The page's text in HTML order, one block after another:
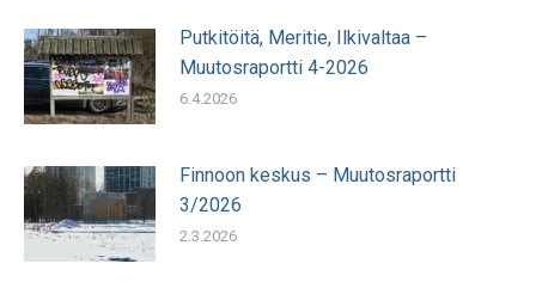
Putkitöitä, Meritie, Ilkivaltaa –
Muutosraportti 4-2026
6.4.2026
Finnoon keskus – Muutosraportti
3/2026
2.3.2026